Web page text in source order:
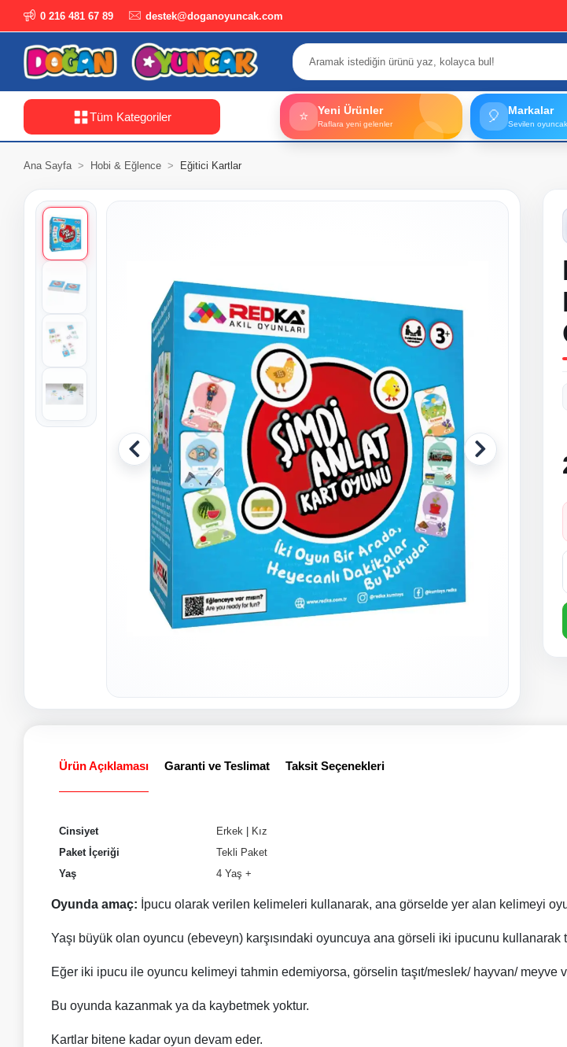
0 216 481 67 89 destek@doganoyuncak.com
Tüm Kategoriler ⭐ Yeni Ürünler
Raflara yeni gelenler 🎈 Markalar
Sevilen
Ana Sayfa Hobi & Eğlence Eğitici Kartlar
Ürün Açıklaması Garanti ve Teslimat Taksit Seçenekleri
Cinsiyet Erkek | Kız
Paket İçeriği
Tekli Paket
Yaş
4 Yaş +
Oyunda amaç: İpucu olarak verilen kelimeleri kullanarak, ana görselde yer alan kelimeyi
Yaşı büyük olan oyuncu (ebeveyn) karşısındaki oyuncuya ana görseli iki ipucunu kullanarak
Eğer iki ipucu ile oyuncu kelimeyi tahmin edemiyorsa, görselin taşıt/meslek/ hayvan/ meyve
Bu oyunda kazanmak ya da kaybetmek yoktur.
Kartlar bitene kadar oyun devam eder.